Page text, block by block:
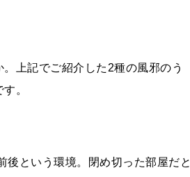
上記でご紹介した2種の風邪のう
。
という環境。閉め切った部屋だと